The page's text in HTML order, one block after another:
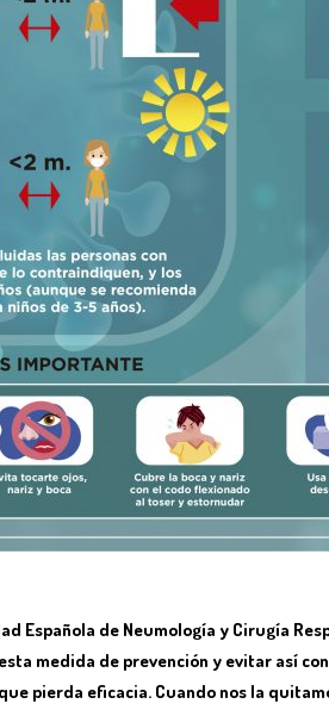
Española de Neumología y Cirugía
medida de prevención y evitar así
pierda eficacia. Cuando nos la